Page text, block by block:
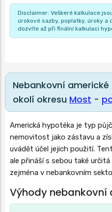
Disclaimer: Veškeré kalkulace
úrokové sazby, poplatky, úroky a
dozvíte až při finální kalkulaci
Nebankovní
okolí okresu Most -
Americká hypotéka je typ
nemovitost jako zástavu a
uvádět účel jejich použití.
ale přináší s sebou také určitá
zejména v nebankovním
Výhody nebankovní